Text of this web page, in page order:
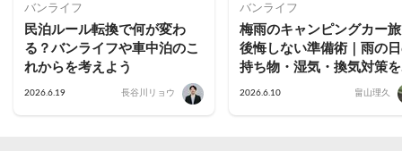
バンライフ
民泊ルール転換で何が変わ
る？バンライフや車中泊のこ
れからを考えよう
2026.6.19 長谷川リョウ
バンライフ
梅雨のキャンピングカー
後悔しない準備術｜雨の
持ち物・湿気・換気対策
2026.6.10 畠山理久